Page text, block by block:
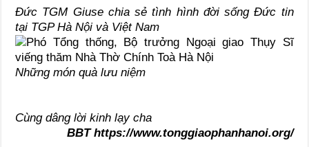
Đức TGM Giuse chia sẻ tình hình đời sống Đức tin
tại TGP Hà Nội và Việt Nam
Những món quà lưu niệm
Cùng dâng lời kinh lạy cha
BBT https://www.tonggiaophanhanoi.org/